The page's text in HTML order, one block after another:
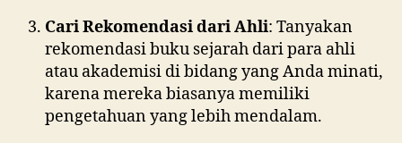
Cari Rekomendasi dari Ahli: Tanyakan
rekomendasi buku sejarah dari para ahli
atau akademisi di bidang yang Anda minati,
karena mereka biasanya memiliki
pengetahuan yang lebih mendalam.